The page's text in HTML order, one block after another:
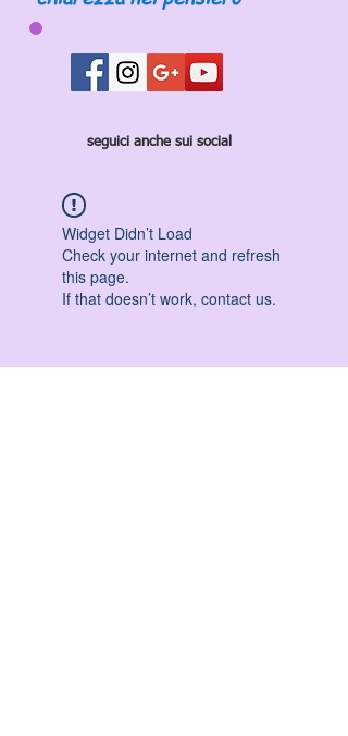
seguici anche sui social
Widget Didn’t Load
Check your internet and refresh
this page.
If that doesn’t work, contact us.